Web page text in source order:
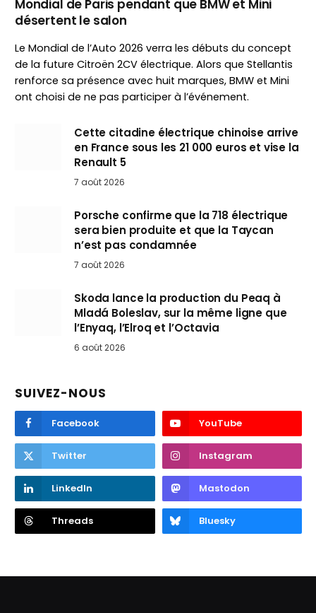
Mondial de Paris pendant que BMW et Mini
désertent le salon
Le Mondial de l’Auto 2026 verra les débuts du concept
de la future Citroën 2CV électrique. Alors que Stellantis
renforce sa présence avec huit marques, BMW et Mini
ont choisi de ne pas participer à l’événement.
Cette citadine électrique chinoise arrive
en France sous les 21 000 euros et vise la
Renault 5
7 août 2026
Porsche confirme que la 718 électrique
sera bien produite et que la Taycan
n’est pas condamnée
7 août 2026
Skoda lance la production du Peaq à
Mladá Boleslav, sur la même ligne que
l’Enyaq, l’Elroq et l’Octavia
6 août 2026
SUIVEZ-NOUS
Facebook YouTube
Twitter Instagram
LinkedIn Mastodon
Threads Bluesky